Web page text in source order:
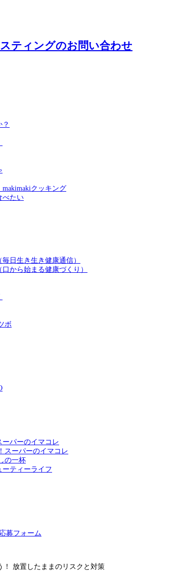
クッキング
べたい
日生き生き健康通信）
から始まる健康づくり）
ボ
ーパーのイマコレ
スーパーのイマコレ
の一杯
ーティーライフ
募フォーム
！ 放置したままのリスクと対策